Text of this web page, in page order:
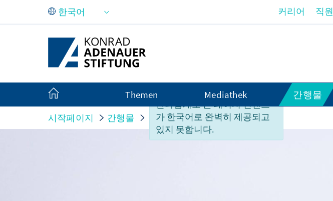
Skip to Main Content
안타깝게도 본 페이지 컨텐츠
가 한국어로 완벽히 제공되고
있지 못합니다.
커리어 직원
Themen Mediathek 간행물
시작페이지 간행물 국가 보고서 Frankreich 2026